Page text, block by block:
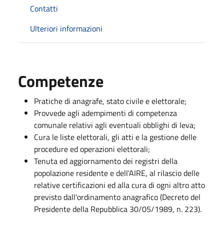
Contatti
Ulteriori informazioni
Competenze
Pratiche di anagrafe, stato civile e elettorale;
Provvede agli adempimenti di competenza
comunale relativi agli eventuali obblighi di leva;
Cura le liste elettorali, gli atti e la gestione delle
procedure ed operazioni elettorali;
Tenuta ed aggiornamento dei registri della
popolazione residente e dell'AIRE, al rilascio delle
relative certificazioni ed alla cura di ogni altro atto
previsto dall'ordinamento anagrafico (Decreto del
Presidente della Repubblica 30/05/1989, n. 223).